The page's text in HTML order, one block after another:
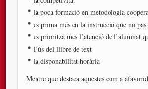
la poca formació en metodologia
es prima més en la instrucció que no pas
es prioritza més l’atenció de l’alumnat
l’ús del llibre de text
la disponabilitat horària
Mentre que destaca aquestes com a